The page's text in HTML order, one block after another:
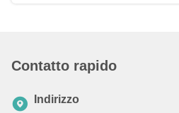
Contatto rapido
Indirizzo